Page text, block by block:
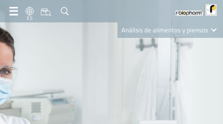
ES
Análisis de alimentos y piensos
Clinical Diagnostics